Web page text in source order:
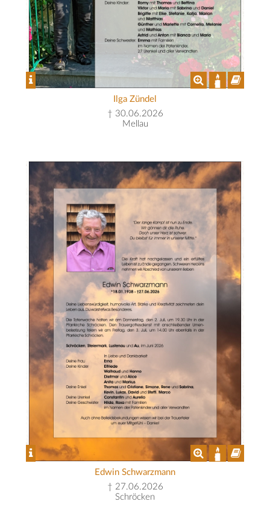
Ilga Zündel
† 30.06.2026
Mellau
Edwin Schwarzmann
† 27.06.2026
Schröcken